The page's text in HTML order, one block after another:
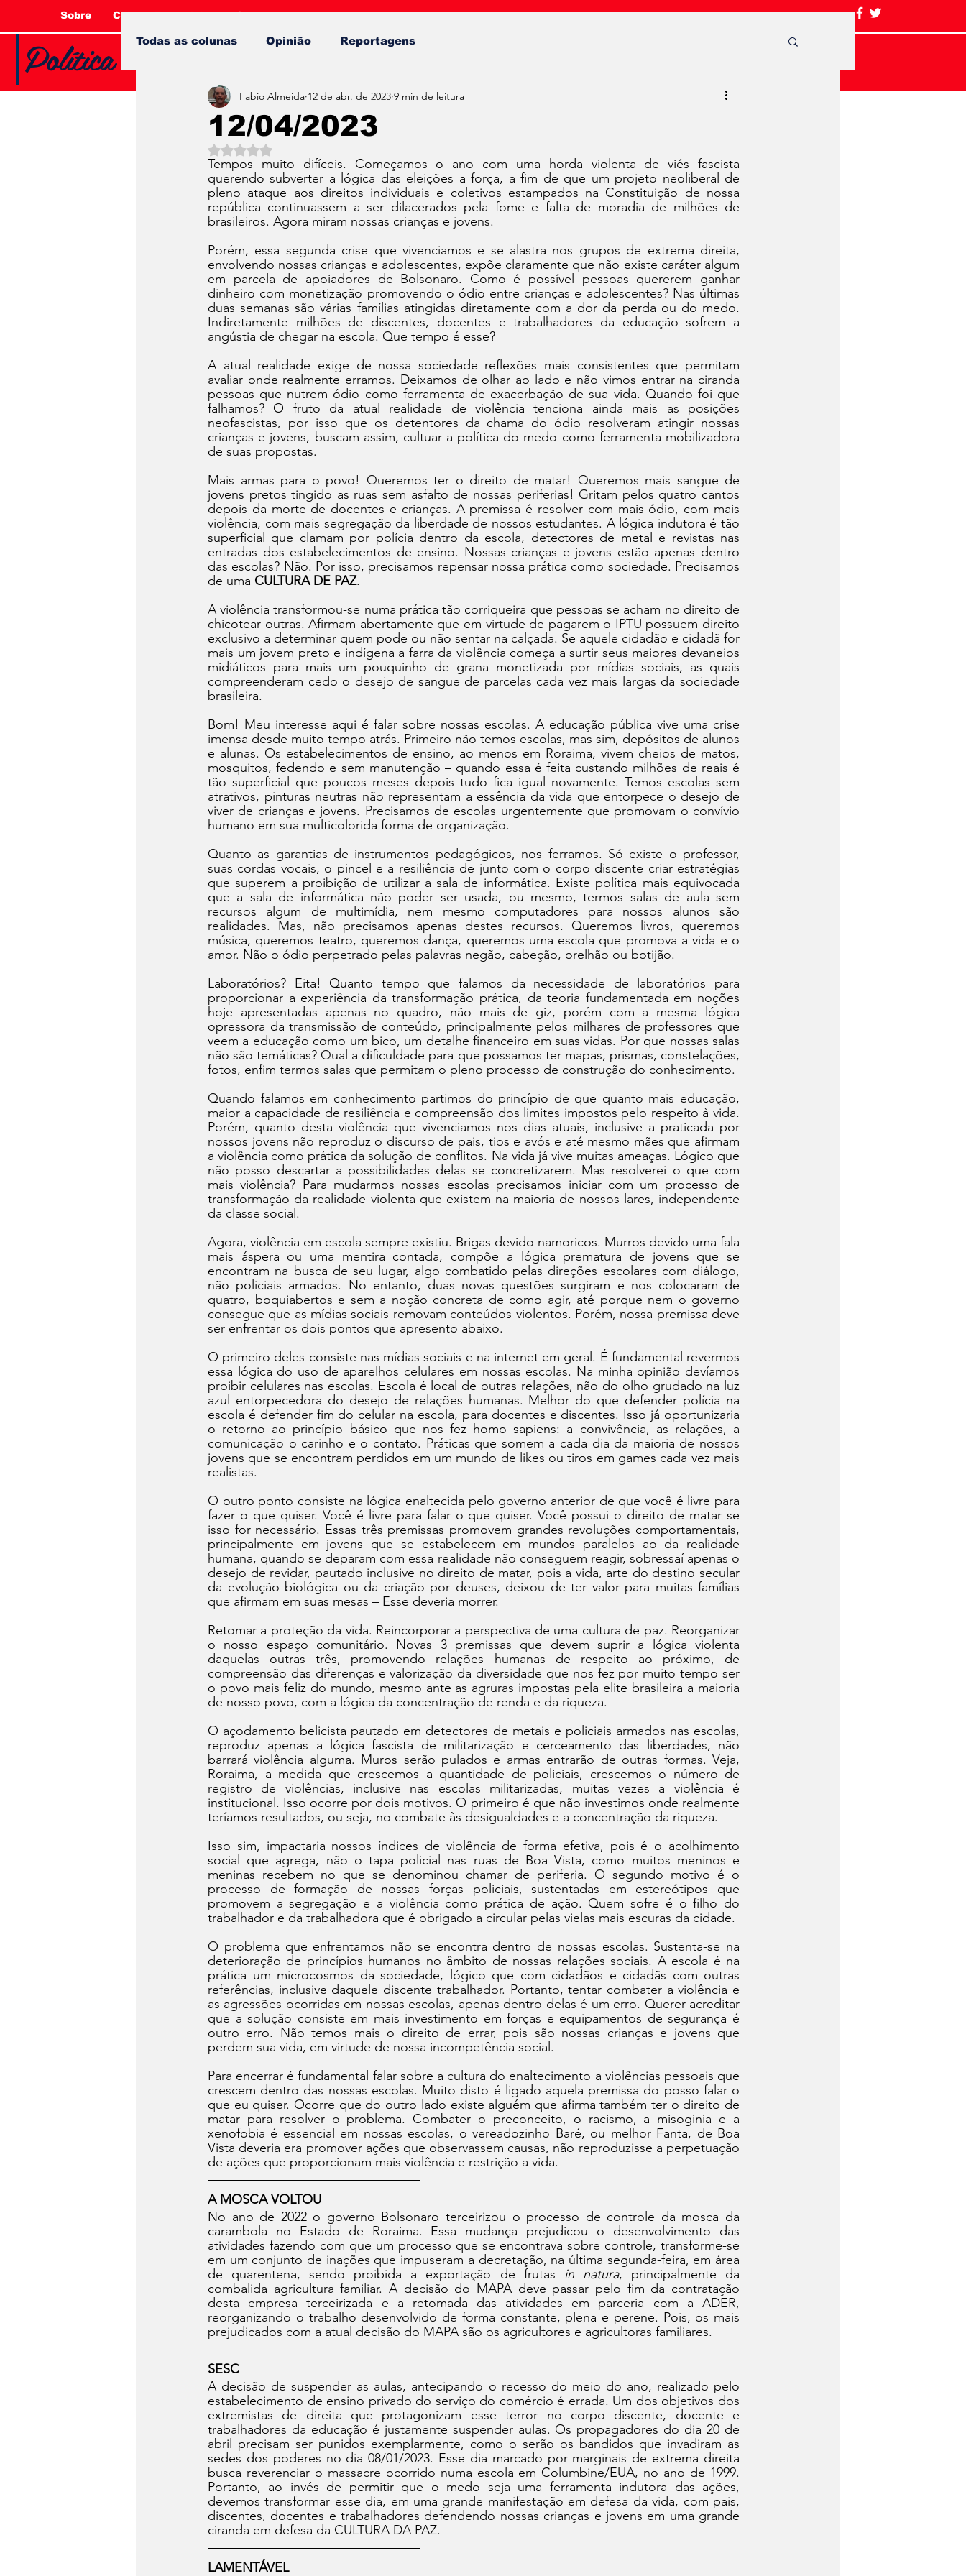
Sobre Coluna Tucandeira Contato
Política e Opinião com Fábio Almeida
Todas as colunas Opinião Reportagens
12/04/2023
Fabio Almeida 12 de abr. de 2023 9 min de leitura
Avaliado com NaN de 5 estrelas.
Tempos muito difíceis. Começamos o ano com uma horda violenta de viés fascista
querendo subverter a lógica das eleições a força, a fim de que um projeto neoliberal de
pleno ataque aos direitos individuais e coletivos estampados na Constituição de nossa
república continuassem a ser dilacerados pela fome e falta de moradia de milhões de
brasileiros. Agora miram nossas crianças e jovens.
Porém, essa segunda crise que vivenciamos e se alastra nos grupos de extrema direita,
envolvendo nossas crianças e adolescentes, expõe claramente que não existe caráter algum
em parcela de apoiadores de Bolsonaro. Como é possível pessoas quererem ganhar
dinheiro com monetização promovendo o ódio entre crianças e adolescentes? Nas últimas
duas semanas são várias famílias atingidas diretamente com a dor da perda ou do medo.
Indiretamente milhões de discentes, docentes e trabalhadores da educação sofrem a
angústia de chegar na escola. Que tempo é esse?
A atual realidade exige de nossa sociedade reflexões mais consistentes que permitam
avaliar onde realmente erramos. Deixamos de olhar ao lado e não vimos entrar na ciranda
pessoas que nutrem ódio como ferramenta de exacerbação de sua vida. Quando foi que
falhamos? O fruto da atual realidade de violência tenciona ainda mais as posições
neofascistas, por isso que os detentores da chama do ódio resolveram atingir nossas
crianças e jovens, buscam assim, cultuar a política do medo como ferramenta mobilizadora
de suas propostas.
Mais armas para o povo! Queremos ter o direito de matar! Queremos mais sangue de
jovens pretos tingido as ruas sem asfalto de nossas periferias! Gritam pelos quatro cantos
depois da morte de docentes e crianças. A premissa é resolver com mais ódio, com mais
violência, com mais segregação da liberdade de nossos estudantes. A lógica indutora é tão
superficial que clamam por polícia dentro da escola, detectores de metal e revistas nas
entradas dos estabelecimentos de ensino. Nossas crianças e jovens estão apenas dentro
das escolas? Não. Por isso, precisamos repensar nossa prática como sociedade. Precisamos
de uma CULTURA DE PAZ.
A violência transformou-se numa prática tão corriqueira que pessoas se acham no direito de
chicotear outras. Afirmam abertamente que em virtude de pagarem o IPTU possuem direito
exclusivo a determinar quem pode ou não sentar na calçada. Se aquele cidadão e cidadã for
mais um jovem preto e indígena a farra da violência começa a surtir seus maiores devaneios
midiáticos para mais um pouquinho de grana monetizada por mídias sociais, as quais
compreenderam cedo o desejo de sangue de parcelas cada vez mais largas da sociedade
brasileira.
Bom! Meu interesse aqui é falar sobre nossas escolas. A educação pública vive uma crise
imensa desde muito tempo atrás. Primeiro não temos escolas, mas sim, depósitos de alunos
e alunas. Os estabelecimentos de ensino, ao menos em Roraima, vivem cheios de matos,
mosquitos, fedendo e sem manutenção – quando essa é feita custando milhões de reais é
tão superficial que poucos meses depois tudo fica igual novamente. Temos escolas sem
atrativos, pinturas neutras não representam a essência da vida que entorpece o desejo de
viver de crianças e jovens. Precisamos de escolas urgentemente que promovam o convívio
humano em sua multicolorida forma de organização.
Quanto as garantias de instrumentos pedagógicos, nos ferramos. Só existe o professor,
suas cordas vocais, o pincel e a resiliência de junto com o corpo discente criar estratégias
que superem a proibição de utilizar a sala de informática. Existe política mais equivocada
que a sala de informática não poder ser usada, ou mesmo, termos salas de aula sem
recursos algum de multimídia, nem mesmo computadores para nossos alunos são
realidades. Mas, não precisamos apenas destes recursos. Queremos livros, queremos
música, queremos teatro, queremos dança, queremos uma escola que promova a vida e o
amor. Não o ódio perpetrado pelas palavras negão, cabeção, orelhão ou botijão.
Laboratórios? Eita! Quanto tempo que falamos da necessidade de laboratórios para
proporcionar a experiência da transformação prática, da teoria fundamentada em noções
hoje apresentadas apenas no quadro, não mais de giz, porém com a mesma lógica
opressora da transmissão de conteúdo, principalmente pelos milhares de professores que
veem a educação como um bico, um detalhe financeiro em suas vidas. Por que nossas salas
não são temáticas? Qual a dificuldade para que possamos ter mapas, prismas, constelações,
fotos, enfim termos salas que permitam o pleno processo de construção do conhecimento.
Quando falamos em conhecimento partimos do princípio de que quanto mais educação,
maior a capacidade de resiliência e compreensão dos limites impostos pelo respeito à vida.
Porém, quanto desta violência que vivenciamos nos dias atuais, inclusive a praticada por
nossos jovens não reproduz o discurso de pais, tios e avós e até mesmo mães que afirmam
a violência como prática da solução de conflitos. Na vida já vive muitas ameaças. Lógico que
não posso descartar a possibilidades delas se concretizarem. Mas resolverei o que com
mais violência? Para mudarmos nossas escolas precisamos iniciar com um processo de
transformação da realidade violenta que existem na maioria de nossos lares, independente
da classe social.
Agora, violência em escola sempre existiu. Brigas devido namoricos. Murros devido uma fala
mais áspera ou uma mentira contada, compõe a lógica prematura de jovens que se
encontram na busca de seu lugar, algo combatido pelas direções escolares com diálogo,
não policiais armados. No entanto, duas novas questões surgiram e nos colocaram de
quatro, boquiabertos e sem a noção concreta de como agir, até porque nem o governo
consegue que as mídias sociais removam conteúdos violentos. Porém, nossa premissa deve
ser enfrentar os dois pontos que apresento abaixo.
O primeiro deles consiste nas mídias sociais e na internet em geral. É fundamental revermos
essa lógica do uso de aparelhos celulares em nossas escolas. Na minha opinião devíamos
proibir celulares nas escolas. Escola é local de outras relações, não do olho grudado na luz
azul entorpecedora do desejo de relações humanas. Melhor do que defender polícia na
escola é defender fim do celular na escola, para docentes e discentes. Isso já oportunizaria
o retorno ao princípio básico que nos fez homo sapiens: a convivência, as relações, a
comunicação o carinho e o contato. Práticas que somem a cada dia da maioria de nossos
jovens que se encontram perdidos em um mundo de likes ou tiros em games cada vez mais
realistas.
O outro ponto consiste na lógica enaltecida pelo governo anterior de que você é livre para
fazer o que quiser. Você é livre para falar o que quiser. Você possui o direito de matar se
isso for necessário. Essas três premissas promovem grandes revoluções comportamentais,
principalmente em jovens que se estabelecem em mundos paralelos ao da realidade
humana, quando se deparam com essa realidade não conseguem reagir, sobressaí apenas o
desejo de revidar, pautado inclusive no direito de matar, pois a vida, arte do destino secular
da evolução biológica ou da criação por deuses, deixou de ter valor para muitas famílias
que afirmam em suas mesas – Esse deveria morrer.
Retomar a proteção da vida. Reincorporar a perspectiva de uma cultura de paz. Reorganizar
o nosso espaço comunitário. Novas 3 premissas que devem suprir a lógica violenta
daquelas outras três, promovendo relações humanas de respeito ao próximo, de
compreensão das diferenças e valorização da diversidade que nos fez por muito tempo ser
o povo mais feliz do mundo, mesmo ante as agruras impostas pela elite brasileira a maioria
de nosso povo, com a lógica da concentração de renda e da riqueza.
O açodamento belicista pautado em detectores de metais e policiais armados nas escolas,
reproduz apenas a lógica fascista de militarização e cerceamento das liberdades, não
barrará violência alguma. Muros serão pulados e armas entrarão de outras formas. Veja,
Roraima, a medida que crescemos a quantidade de policiais, crescemos o número de
registro de violências, inclusive nas escolas militarizadas, muitas vezes a violência é
institucional. Isso ocorre por dois motivos. O primeiro é que não investimos onde realmente
teríamos resultados, ou seja, no combate às desigualdades e a concentração da riqueza.
Isso sim, impactaria nossos índices de violência de forma efetiva, pois é o acolhimento
social que agrega, não o tapa policial nas ruas de Boa Vista, como muitos meninos e
meninas recebem no que se denominou chamar de periferia. O segundo motivo é o
processo de formação de nossas forças policiais, sustentadas em estereótipos que
promovem a segregação e a violência como prática de ação. Quem sofre é o filho do
trabalhador e da trabalhadora que é obrigado a circular pelas vielas mais escuras da cidade.
O problema que enfrentamos não se encontra dentro de nossas escolas. Sustenta-se na
deterioração de princípios humanos no âmbito de nossas relações sociais. A escola é na
prática um microcosmos da sociedade, lógico que com cidadãos e cidadãs com outras
referências, inclusive daquele discente trabalhador. Portanto, tentar combater a violência e
as agressões ocorridas em nossas escolas, apenas dentro delas é um erro. Querer acreditar
que a solução consiste em mais investimento em forças e equipamentos de segurança é
outro erro. Não temos mais o direito de errar, pois são nossas crianças e jovens que
perdem sua vida, em virtude de nossa incompetência social.
Para encerrar é fundamental falar sobre a cultura do enaltecimento a violências pessoais que
crescem dentro das nossas escolas. Muito disto é ligado aquela premissa do posso falar o
que eu quiser. Ocorre que do outro lado existe alguém que afirma também ter o direito de
matar para resolver o problema. Combater o preconceito, o racismo, a misoginia e a
xenofobia é essencial em nossas escolas, o vereadozinho Baré, ou melhor Fanta, de Boa
Vista deveria era promover ações que observassem causas, não reproduzisse a perpetuação
de ações que proporcionam mais violência e restrição a vida.
A MOSCA VOLTOU
No ano de 2022 o governo Bolsonaro terceirizou o processo de controle da mosca da
carambola no Estado de Roraima. Essa mudança prejudicou o desenvolvimento das
atividades fazendo com que um processo que se encontrava sobre controle, transforme-se
em um conjunto de inações que impuseram a decretação, na última segunda-feira, em área
de quarentena, sendo proibida a exportação de frutas in natura, principalmente da
combalida agricultura familiar. A decisão do MAPA deve passar pelo fim da contratação
desta empresa terceirizada e a retomada das atividades em parceria com a ADER,
reorganizando o trabalho desenvolvido de forma constante, plena e perene. Pois, os mais
prejudicados com a atual decisão do MAPA são os agricultores e agricultoras familiares.
SESC
A decisão de suspender as aulas, antecipando o recesso do meio do ano, realizado pelo
estabelecimento de ensino privado do serviço do comércio é errada. Um dos objetivos dos
extremistas de direita que protagonizam esse terror no corpo discente, docente e
trabalhadores da educação é justamente suspender aulas. Os propagadores do dia 20 de
abril precisam ser punidos exemplarmente, como o serão os bandidos que invadiram as
sedes dos poderes no dia 08/01/2023. Esse dia marcado por marginais de extrema direita
busca reverenciar o massacre ocorrido numa escola em Columbine/EUA, no ano de 1999.
Portanto, ao invés de permitir que o medo seja uma ferramenta indutora das ações,
devemos transformar esse dia, em uma grande manifestação em defesa da vida, com pais,
discentes, docentes e trabalhadores defendendo nossas crianças e jovens em uma grande
ciranda em defesa da CULTURA DA PAZ.
LAMENTÁVEL